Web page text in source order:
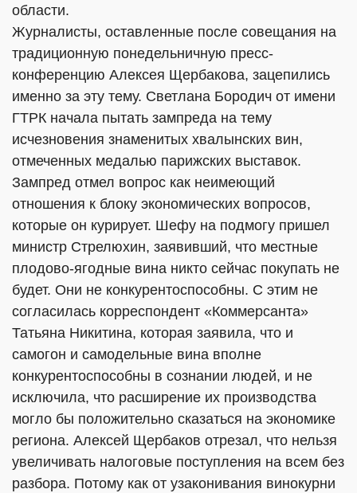
области.
Журналисты, оставленные после совещания на
традиционную понедельничную пресс-
конференцию Алексея Щербакова, зацепились
именно за эту тему. Светлана Бородич от имени
ГТРК начала пытать зампреда на тему
исчезновения знаменитых хвалынских вин,
отмеченных медалью парижских выставок.
Зампред отмел вопрос как неимеющий
отношения к блоку экономических вопросов,
которые он курирует. Шефу на подмогу пришел
министр Стрелюхин, заявивший, что местные
плодово-ягодные вина никто сейчас покупать не
будет. Они не конкурентоспособны. С этим не
согласилась корреспондент «Коммерсанта»
Татьяна Никитина, которая заявила, что и
самогон и самодельные вина вполне
конкурентоспособны в сознании людей, и не
исключила, что расширение их производства
могло бы положительно сказаться на экономике
региона. Алексей Щербаков отрезал, что нельзя
увеличивать налоговые поступления на всем без
разбора. Потому как от узаконивания винокурни